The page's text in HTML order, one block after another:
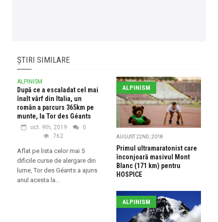
ȘTIRI SIMILARE
ALPINISM
După ce a escaladat cel mai
înalt vârf din Italia, un
român a parcurs 365km pe
munte, la Tor des Géants
oct. 9th, 2019
0
762
Aflat pe lista celor mai 5
dificile curse de alergare din
lume, Tor des Géants a ajuns
anul acesta la...
ALPINISM
AUGUST 22ND, 2018
Primul ultramaratonist care
înconjoară masivul Mont
Blanc (171 km) pentru
HOSPICE
ALPINISM